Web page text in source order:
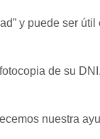
y puede ser
de su
nuestra